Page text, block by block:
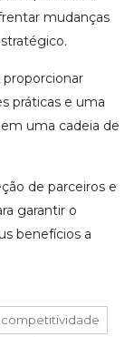
mudanças
práticas e uma
uma cadeia de
de parceiros e
garantir o
benefícios a